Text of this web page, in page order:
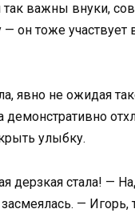
так важны внуки,
— он тоже участвует
явно не ожидая
демонстративно
улыбку.
дерзкая стала! —
—